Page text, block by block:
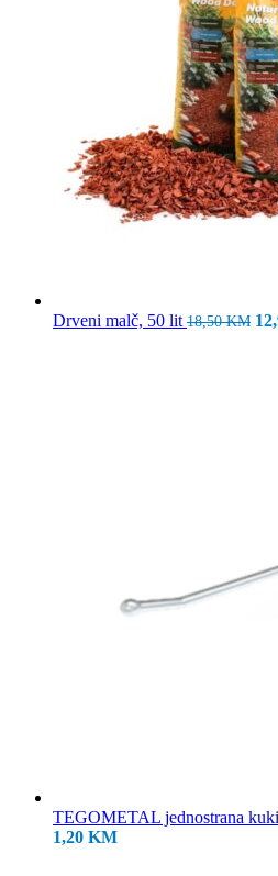
Drveni malč, 50 lit 18,50KM
TEGOMETAL jednostrana
1,20 KM